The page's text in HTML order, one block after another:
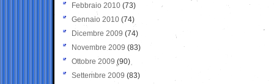
Febbraio 2010 (73)
Gennaio 2010 (74)
Dicembre 2009 (74)
Novembre 2009 (83)
Ottobre 2009 (90)
Settembre 2009 (83)